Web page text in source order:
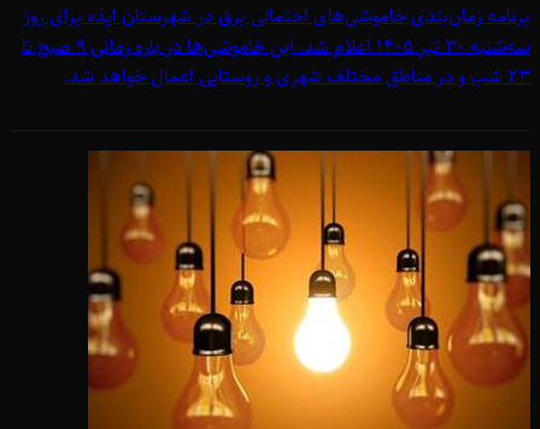
برنامه زمان‌بندی خاموشی‌های احتمالی برق در شهرستان ایذه برای روز
سه‌شنبه 30 تیر 1405 اعلام شد. این خاموشی‌ها در بازه زمانی 9 صبح تا
23 شب و در مناطق مختلف شهری و روستایی اعمال خواهد شد.